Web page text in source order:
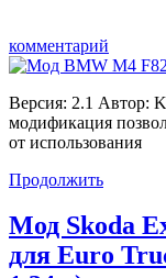
комментарий
Версия: 2.1 Автор:
модификация
от использования
Продолжить
Мод Skoda
для Euro